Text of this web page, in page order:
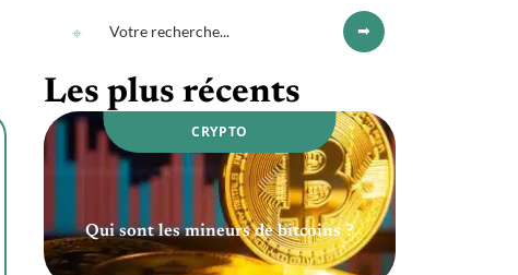
Les plus récents
CRYPTO
Qui sont les mineurs de bitcoins ?